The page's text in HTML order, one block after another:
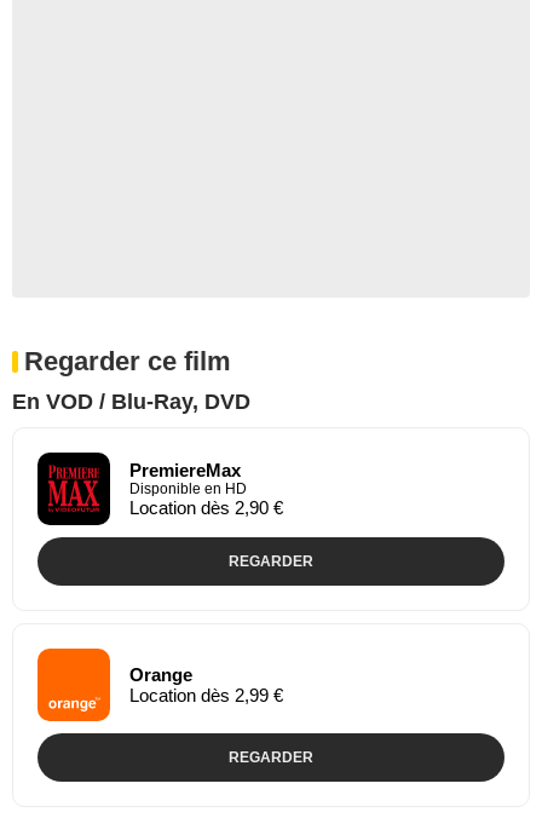
Regarder ce film
En VOD / Blu-Ray, DVD
PremiereMax
Disponible en HD
Location dès 2,90 €
REGARDER
Orange
Location dès 2,99 €
REGARDER